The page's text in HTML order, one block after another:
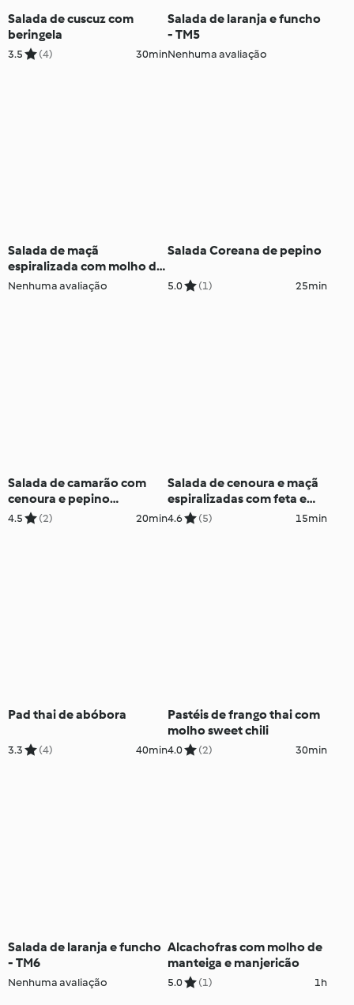
Salada de cuscuz com
beringela
3.5 (4) 30min
Salada de laranja e funcho
- TM5
Nenhuma avaliação
Salada de maçã
espiralizada com molho de
limão
Nenhuma avaliação
Salada Coreana de pepino
5.0 (1) 25min
Salada de camarão com
cenoura e pepino
espiralizados
4.5 (2) 20min
Salada de cenoura e maçã
espiralizadas com feta e
frutos secos
4.6 (5) 15min
Pad thai de abóbora
3.3 (4) 40min
Pastéis de frango thai com
molho sweet chili
4.0 (2) 30min
Salada de laranja e funcho
- TM6
Nenhuma avaliação
Alcachofras com molho de
manteiga e manjericão
5.0 (1) 1h